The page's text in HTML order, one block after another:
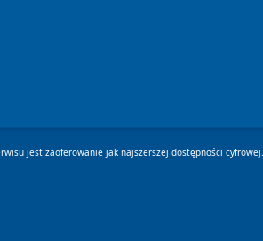
jest zaoferowanie jak najszerszej dostępności cyfrowej.